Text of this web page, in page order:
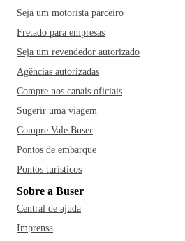
Seja um motorista parceiro
Fretado para empresas
Seja um revendedor autorizado
Agências autorizadas
Compre nos canais oficiais
Sugerir uma viagem
Compre Vale Buser
Pontos de embarque
Pontos turísticos
Sobre a Buser
Central de ajuda
Imprensa